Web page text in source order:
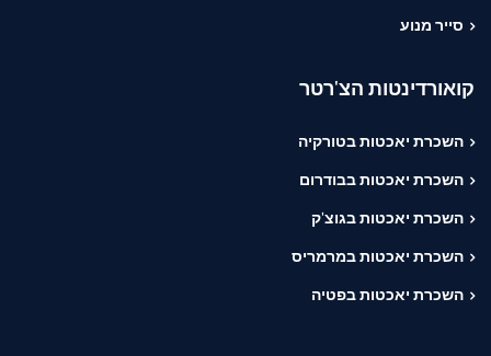
סייר מנוע
קואורדינטות הצ'רטר
השכרת יאכטות בטורקיה
השכרת יאכטות בבודרום
השכרת יאכטות בגוצ'ק
השכרת יאכטות במרמריס
השכרת יאכטות בפטיה